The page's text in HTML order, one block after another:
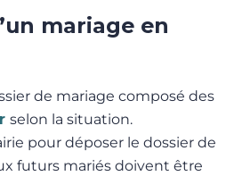
mariage en
de mariage composé des
selon la situation.
pour déposer le dossier de
futurs mariés doivent être